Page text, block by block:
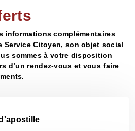
informations complémentaires
Service Citoyen, son objet social
sommes à votre disposition
d’un rendez-vous et vous faire